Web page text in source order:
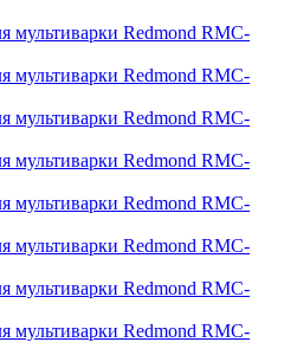
мультиварки Redmond RMC-
мультиварки Redmond RMC-
мультиварки Redmond RMC-
мультиварки Redmond RMC-
мультиварки Redmond RMC-
мультиварки Redmond RMC-
мультиварки Redmond RMC-
мультиварки Redmond RMC-